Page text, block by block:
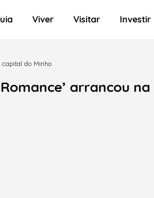
Viver Visitar Investir
capital do Minho
arrancou na